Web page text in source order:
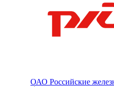
ОАО Российские